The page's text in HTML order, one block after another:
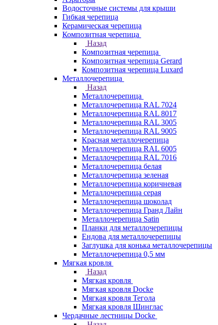
Водосточные системы для крыши
Гибкая черепица
Керамическая черепица
Композитная черепица
Назад
Композитная черепица
Композитная черепица Gerard
Композитная черепица Luxard
Металлочерепица
Назад
Металлочерепица
Металлочерепица RAL 7024
Металлочерепица RAL 8017
Металлочерепица RAL 3005
Металлочерепица RAL 9005
Красная металлочерепица
Металлочерепица RAL 6005
Металлочерепица RAL 7016
Металлочерепица белая
Металлочерепица зеленая
Металлочерепица коричневая
Металлочерепица серая
Металлочерепица шоколад
Металлочерепица Гранд Лайн
Металлочерепица Satin
Планки для металлочерепицы
Ендова для металлочерепицы
Заглушка для конька металлочерепицы
Металлочерепица 0,5 мм
Мягкая кровля
Назад
Мягкая кровля
Мягкая кровля Docke
Мягкая кровля Тегола
Мягкая кровля Шинглас
Чердачные лестницы Docke